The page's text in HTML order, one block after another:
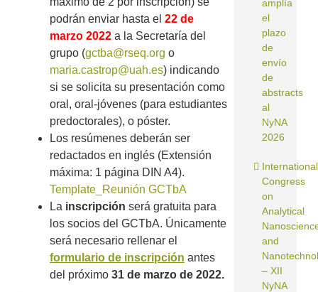
podrán enviar hasta el 22 de
marzo 2022 a la Secretaría del
grupo (gctba@rseq.org o
maria.castrop@uah.es) indicando
si se solicita su presentación como
oral, oral-jóvenes (para estudiantes
predoctorales), o póster.
Los resúmenes deberán ser
redactados en inglés (Extensión
máxima: 1 página DIN A4).
Template_Reunión GCTbA
La inscripción será gratuita para
los socios del GCTbA. Únicamente
será necesario rellenar el
formulario de inscripción antes
del próximo 31 de marzo de 2022.
amplía
el
plazo
de
envío
de
abstracts
al
NyNA
2026
International
Congress
on
Analytical
and
– XII
NyNA